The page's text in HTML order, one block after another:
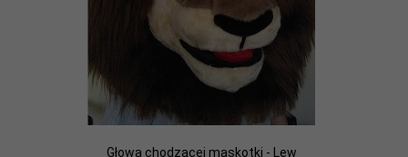
Głowa chodzącej maskotki - Lew